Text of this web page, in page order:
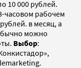
10 000 рублей.
часовом рабочем
в месяц, а
можно
Выбор: